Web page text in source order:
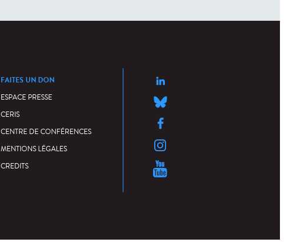
FAITES UN DON
ESPACE PRESSE
CERIS
CENTRE DE CONFÉRENCES
MENTIONS LÉGALES
CREDITS